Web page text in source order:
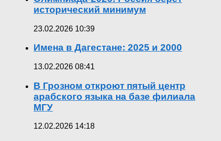
исторический минимум
23.02.2026 10:39
Имена в Дагестане: 2025 и 2000
13.02.2026 08:41
В Грозном откроют пятый центр
арабского языка на базе филиала
МГУ
12.02.2026 14:18